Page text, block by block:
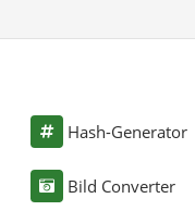
Hash-Generator
Bild Converter